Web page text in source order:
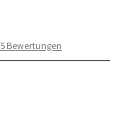
5 Bewertungen